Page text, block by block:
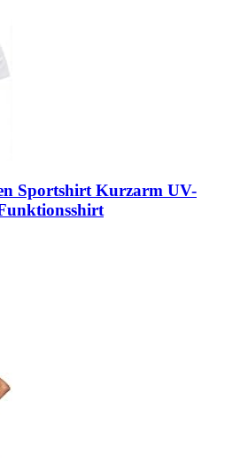
Sportshirt Kurzarm UV-